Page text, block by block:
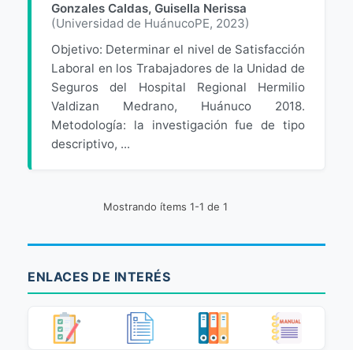
Gonzales Caldas, Guisella Nerissa
(Universidad de HuánucoPE, 2023)
Objetivo: Determinar el nivel de Satisfacción
Laboral en los Trabajadores de la Unidad de
Seguros del Hospital Regional Hermilio
Valdizan Medrano, Huánuco 2018.
Metodología: la investigación fue de tipo
descriptivo, ...
Mostrando ítems 1-1 de 1
ENLACES DE INTERÉS